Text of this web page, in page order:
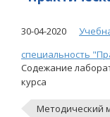
30-04-2020
специальность
Содежание
курса
Методический